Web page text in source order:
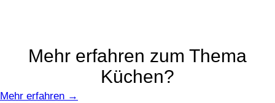
Mehr erfahren zum Thema
Küchen?
Mehr erfahren →